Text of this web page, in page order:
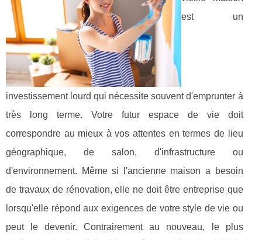
est un
investissement lourd qui nécessite souvent d'emprunter à
très long terme. Votre futur espace de vie doit
correspondre au mieux à vos attentes en termes de lieu
géographique, de salon, d'infrastructure ou
d'environnement. Même si l'ancienne maison a besoin
de travaux de rénovation, elle ne doit être entreprise que
lorsqu'elle répond aux exigences de votre style de vie ou
peut le devenir. Contrairement au nouveau, le plus